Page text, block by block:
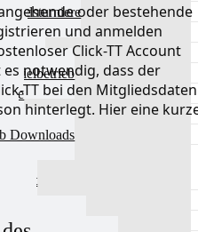
Downloads
und Kader
oder bestehende
und anmelden
Click-TT Account
notwendig, dass der
TT bei den Mitgliedsdaten
hinterlegt. Hier eine